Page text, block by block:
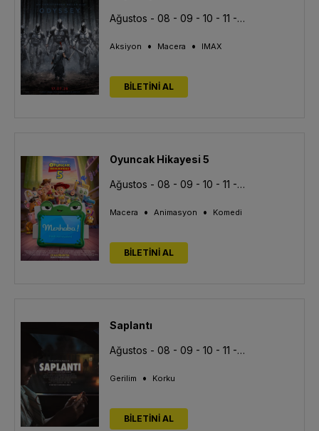
Ağustos - 08 - 09 - 10 - 11 - 13
Aksiyon • Macera • IMAX
BİLETİNİ AL
Oyuncak Hikayesi 5
Ağustos - 08 - 09 - 10 - 11 - 13
Macera • Animasyon • Komedi
BİLETİNİ AL
Saplantı
Ağustos - 08 - 09 - 10 - 11 - 13
Gerilim • Korku
BİLETİNİ AL